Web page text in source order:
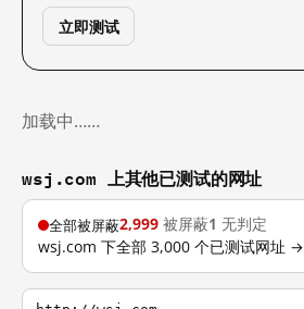
立即测试
加载中……
wsj.com 上其他已测试的网址
全部被屏蔽2,999 被屏蔽1 无判定
wsj.com 下全部 3,000 个已测试网址 →